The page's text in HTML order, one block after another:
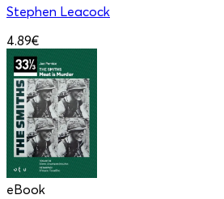
Stephen Leacock
4.89€
eBook